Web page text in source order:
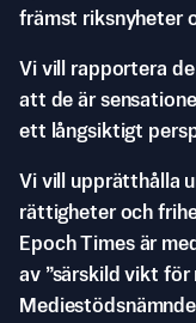
främst riksnyheter
Vi vill rapportera
att de är
ett långsiktigt
Vi vill upprätthålla
rättigheter och
Epoch Times är
av ”särskild vikt för